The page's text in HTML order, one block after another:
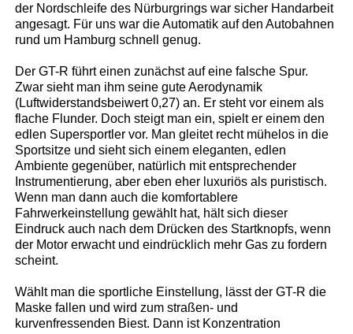
der Nordschleife des Nürburgrings war sicher Handarbeit
angesagt. Für uns war die Automatik auf den Autobahnen
rund um Hamburg schnell genug.
Der GT-R führt einen zunächst auf eine falsche Spur.
Zwar sieht man ihm seine gute Aerodynamik
(Luftwiderstandsbeiwert 0,27) an. Er steht vor einem als
flache Flunder. Doch steigt man ein, spielt er einem den
edlen Supersportler vor. Man gleitet recht mühelos in die
Sportsitze und sieht sich einem eleganten, edlen
Ambiente gegenüber, natürlich mit entsprechender
Instrumentierung, aber eben eher luxuriös als puristisch.
Wenn man dann auch die komfortablere
Fahrwerkeinstellung gewählt hat, hält sich dieser
Eindruck auch nach dem Drücken des Startknopfs, wenn
der Motor erwacht und eindrücklich mehr Gas zu fordern
scheint.
Wählt man die sportliche Einstellung, lässt der GT-R die
Maske fallen und wird zum straßen- und
kurvenfressenden Biest. Dann ist Konzentration